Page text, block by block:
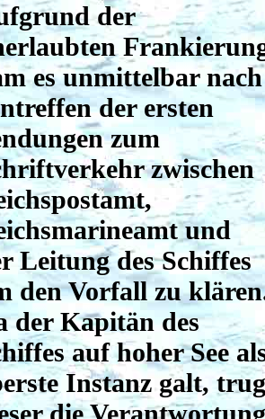
der
es unmittelbar nach
der ersten
zum
zwischen
und
Leitung des Schiffes
den Vorfall zu
der Kapitän des
auf hoher See
Instanz galt, trug